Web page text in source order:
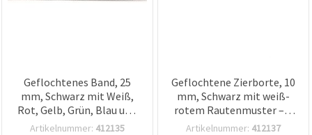
Geflochtenes Band, 25
mm, Schwarz mit Weiß,
Rot, Gelb, Grün, Blau und
Orange – 5 m
Artikelnummer: 412135
Geflochtene Zierborte, 10
mm, Schwarz mit weiß-
rotem Rautenmuster – 5
m
Artikelnummer: 412137